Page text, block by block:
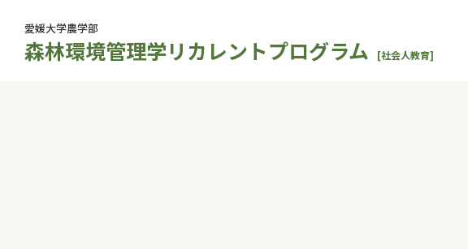
愛媛大学農学部
森林環境管理学リカレントプログラム [社会人教育]